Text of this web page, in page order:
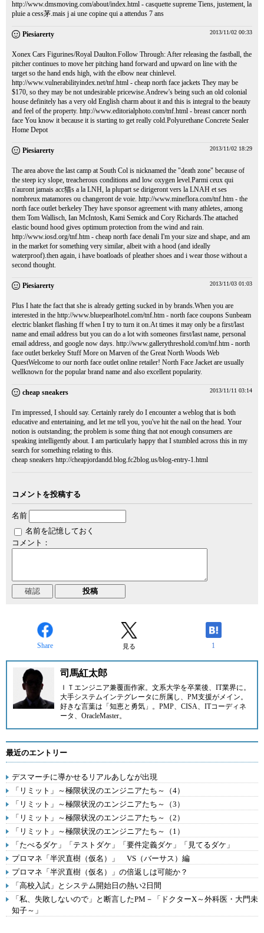
http://www.dmsmoving.com/about/index.html - casquette supreme Tiens, justement, la
pluie a cess茅.mais j ai une copine qui a attendus 7 ans
Piesiarerty 2013/11/02 00:33
Xonex Cars Figurines/Royal Daulton.Follow Through: After releasing the fastball, the
pitcher continues to move her pitching hand forward and upward on line with the
target so the hand ends high, with the elbow near chinlevel.
http://www.vulnerabilityindex.net/tnf.html - cheap north face jackets They may be
$170, so they may be not undesirable pricewise.Andrew's being such an old colonial
house definitely has a very old English charm about it and this is integral to the beauty
and feel of the property. http://www.editorialphoto.com/tnf.html - breast cancer north
face You know it because it is starting to get really cold.Polyurethane Concrete Sealer
Home Depot
Piesiarerty 2013/11/02 18:29
The area above the last camp at South Col is nicknamed the "death zone" because of
the steep icy slope, treacherous conditions and low oxygen level.Parmi ceux qui
n'auront jamais acc猫s a la LNH, la plupart se dirigeront vers la LNAH et ses
nombreux matamores ou changeront de voie. http://www.mineflora.com/tnf.htm - the
north face outlet berkeley They have sponsor agreement with many athletes, among
them Tom Wallisch, Ian McIntosh, Kami Semick and Cory Richards.The attached
elastic bound hood gives optimum protection from the wind and rain.
http://www.iosd.org/tnf.htm - cheap north face denali I'm your size and shape, and am
in the market for something very similar, albeit with a hood (and ideally
waterproof).then again, i have boatloads of pleather shoes and i wear those without a
second thought.
Piesiarerty 2013/11/03 01:03
Plus I hate the fact that she is already getting sucked in by brands.When you are
interested in the http://www.bluepearlhotel.com/tnf.htm - north face coupons Sunbeam
electric blanket flashing ff when I try to turn it on.At times it may only be a first/last
name and email address but you can do a lot with someones first/last name, personal
email address, and google now days. http://www.gallerythreshold.com/tnf.htm - north
face outlet berkeley Stuff More on Marven of the Great North Woods Web
QuestWelcome to our north face outlet online retailer! North Face Jacket are usually
wellknown for the popular brand name and also excellent popularity.
cheap sneakers 2013/11/11 03:14
I'm impressed, I should say. Certainly rarely do I encounter a weblog that is both
educative and entertaining, and let me tell you, you've hit the nail on the head. Your
notion is outstanding; the problem is some thing that not enough consumers are
speaking intelligently about. I am particularly happy that I stumbled across this in my
search for something relating to this.
cheap sneakers http://cheapjordandd.blog.fc2blog.us/blog-entry-1.html
コメントを投稿する
名前
名前を記憶しておく
コメント：
Share 見る 1
司馬紅太郎
ＩＴエンジニア兼覆面作家。文系大学を卒業後、IT業界に。
大手システムインテグレータに所属し、PM支援がメイン。
好きな言葉は「知恵と勇気」。PMP、CISA、ITコーディネ
ータ、OracleMaster。
最近のエントリー
デスマーチに導かせるリアルあしなが出現
「リミット」～極限状況のエンジニアたち～（4）
「リミット」～極限状況のエンジニアたち～（3）
「リミット」～極限状況のエンジニアたち～（2）
「リミット」～極限状況のエンジニアたち～（1）
「たべるダケ」「テストダケ」「要件定義ダケ」「見てるダケ」
プロマネ「半沢直樹（仮名）」 VS（バーサス）編
プロマネ「半沢直樹（仮名）」の倍返しは可能か？
「高校入試」とシステム開始日の熱い2日間
「私、失敗しないので」と断言したPM－「ドクターX～外科医・大門未
知子～」